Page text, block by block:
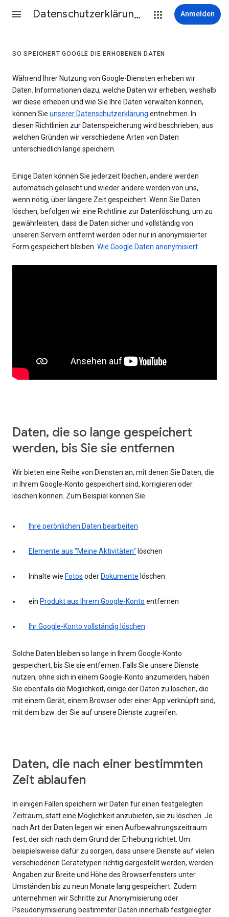
Datenschutzerklärung & Nutzungsbedingungen Anmelden
SO SPEICHERT GOOGLE DIE ERHOBENEN DATEN
Während Ihrer Nutzung von Google-Diensten erheben wir
Daten. Informationen dazu, welche Daten wir erheben, weshalb
wir diese erheben und wie Sie Ihre Daten verwalten können,
können Sie unserer Datenschutzerklärung entnehmen. In
diesen Richtlinien zur Datenspeicherung wird beschrieben, aus
welchen Gründen wir verschiedene Arten von Daten
unterschiedlich lange speichern.
Einige Daten können Sie jederzeit löschen, andere werden
automatisch gelöscht und wieder andere werden von uns,
wenn nötig, über längere Zeit gespeichert. Wenn Sie Daten
löschen, befolgen wir eine Richtlinie zur Datenlöschung, um zu
gewährleisten, dass die Daten sicher und vollständig von
unseren Servern entfernt werden oder nur in anonymisierter
Form gespeichert bleiben. Wie Google Daten anonymisiert
Daten, die so lange gespeichert
werden, bis Sie sie entfernen
Wir bieten eine Reihe von Diensten an, mit denen Sie Daten, die
in Ihrem Google-Konto gespeichert sind, korrigieren oder
löschen können. Zum Beispiel können Sie
Ihre perönlichen Daten bearbeiten
Elemente aus "Meine Aktivitäten" löschen
Inhalte wie Fotos oder Dokumente löschen
ein Produkt aus Ihrem Google-Konto entfernen
Ihr Google-Konto vollständig löschen
Solche Daten bleiben so lange in Ihrem Google-Konto
gespeichert, bis Sie sie entfernen. Falls Sie unsere Dienste
nutzen, ohne sich in einem Google-Konto anzumelden, haben
Sie ebenfalls die Möglichkeit, einige der Daten zu löschen, die
mit einem Gerät, einem Browser oder einer App verknüpft sind,
mit dem bzw. der Sie auf unsere Dienste zugreifen.
Daten, die nach einer bestimmten
Zeit ablaufen
In einigen Fällen speichern wir Daten für einen festgelegten
Zeitraum, statt eine Möglichkeit anzubieten, sie zu löschen. Je
nach Art der Daten legen wir einen Aufbewahrungszeitraum
fest, der sich nach dem Grund der Erhebung richtet. Um
beispielsweise dafür zu sorgen, dass unsere Dienste auf vielen
verschiedenen Gerätetypen richtig dargestellt werden, werden
Angaben zur Breite und Höhe des Browserfensters unter
Umständen bis zu neun Monate lang gespeichert. Zudem
unternehmen wir Schritte zur Anonymisierung oder
Pseudonymisierung bestimmter Daten innerhalb festgelegter